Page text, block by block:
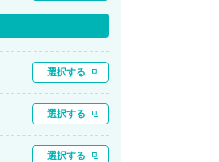
選択する
選択する
選択する